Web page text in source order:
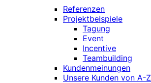
Referenzen
Projektbeispiele
Tagung
Event
Incentive
Teambuilding
Kundenmeinungen
Unsere Kunden von A-Z